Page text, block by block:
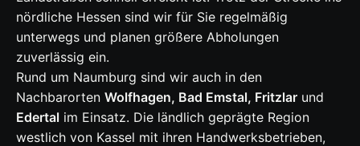
nördliche Hessen sind wir für Sie regelmäßig
unterwegs und planen größere Abholungen
zuverlässig ein.
Rund um Naumburg sind wir auch in den
Nachbarorten Wolfhagen, Bad Emstal, Fritzlar und
Edertal im Einsatz. Die ländlich geprägte Region
westlich von Kassel mit ihren Handwerksbetrieben,